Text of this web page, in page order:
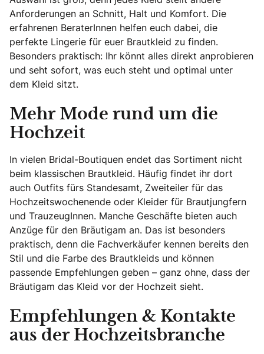
Anforderungen an Schnitt, Halt und Komfort. Die
erfahrenen BeraterInnen helfen euch dabei, die
perfekte Lingerie für euer Brautkleid zu finden.
Besonders praktisch: Ihr könnt alles direkt anprobieren
und seht sofort, was euch steht und optimal unter
dem Kleid sitzt.
Mehr Mode rund um die
Hochzeit
In vielen Bridal-Boutiquen endet das Sortiment nicht
beim klassischen Brautkleid. Häufig findet ihr dort
auch Outfits fürs Standesamt, Zweiteiler für das
Hochzeitswochenende oder Kleider für Brautjungfern
und TrauzeugInnen. Manche Geschäfte bieten auch
Anzüge für den Bräutigam an. Das ist besonders
praktisch, denn die Fachverkäufer kennen bereits den
Stil und die Farbe des Brautkleids und können
passende Empfehlungen geben – ganz ohne, dass der
Bräutigam das Kleid vor der Hochzeit sieht.
Empfehlungen & Kontakte
aus der Hochzeitsbranche